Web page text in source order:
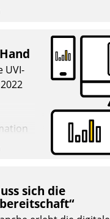
UVI-
und
sich die